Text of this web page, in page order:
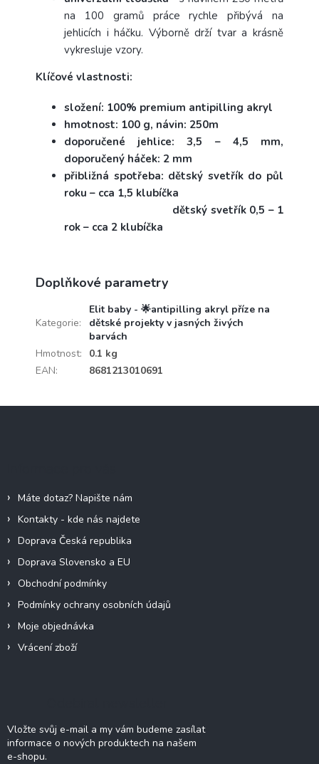
na 100 gramů práce rychle přibývá na
jehlicích i háčku. Výborně drží tvar a krásně
vykresluje vzory.
Klíčové vlastnosti:
složení: 100% premium antipilling akryl
hmotnost: 100 g, návin: 250m
doporučené jehlice: 3,5 – 4,5 mm,
doporučený háček: 2 mm
přibližná spotřeba: dětský svetřík do půl
roku – cca 1,5 klubíčka
dětský svetřík 0,5 – 1
rok – cca 2 klubíčka
Doplňkové parametry
Kategorie:
Elit baby - 🌟antipilling akryl příze na
dětské projekty v jasných živých
barvách
Hmotnost:
0.1 kg
EAN: 8681213010691
Máte dotaz? Napište nám
Kontakty - kde nás najdete
Doprava Česká republika
Doprava Slovensko a EU
Obchodní podmínky
Podmínky ochrany osobních údajů
Moje objednávka
Vrácení zboží
Vložte svůj e-mail a my vám budeme zasílat
informace o nových produktech na našem
e-shopu.